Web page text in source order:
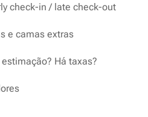
check-in / late check-out
e camas extras
Há taxas?